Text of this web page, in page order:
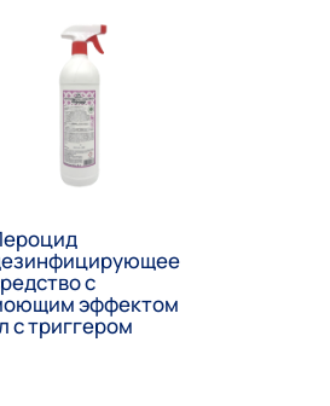
с
эффектом
с триггером